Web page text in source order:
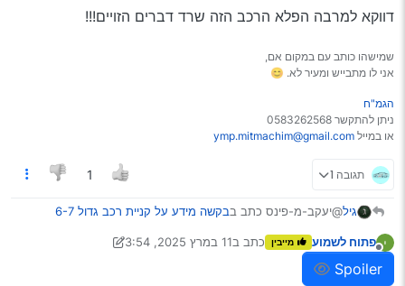
דווקא למרבה הפלא הרכב הזה שרד דברים הזויים!!!
שמישהו כותב עם במקום אם,
אני לו מתבייש ומעיר לא. 😊
הגמ"ח
ניתן להתקשר 0583262568
או במייל ymp.mitmachim@gmail.com
תגובה 1 1
גיל@יעקב-מ-פינס כתב ב
בקשה מידע על קניית רכב גדול 6-7
לי יש מאזדה 5 350K שאני מוכר ב7
המצב של המנוע מצויין
מנותק
פתוח לשמוע מייבין כתב ב11 במרץ 2025, 3:54
נערך לאחרונה על ידי פתוח לשמוע
Spoiler